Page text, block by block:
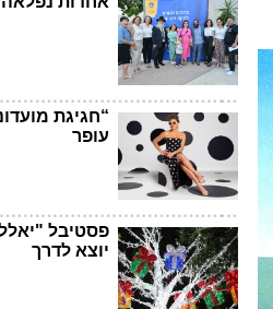
“חגיגת
עופר
פסטיבל
יוצא לדרך